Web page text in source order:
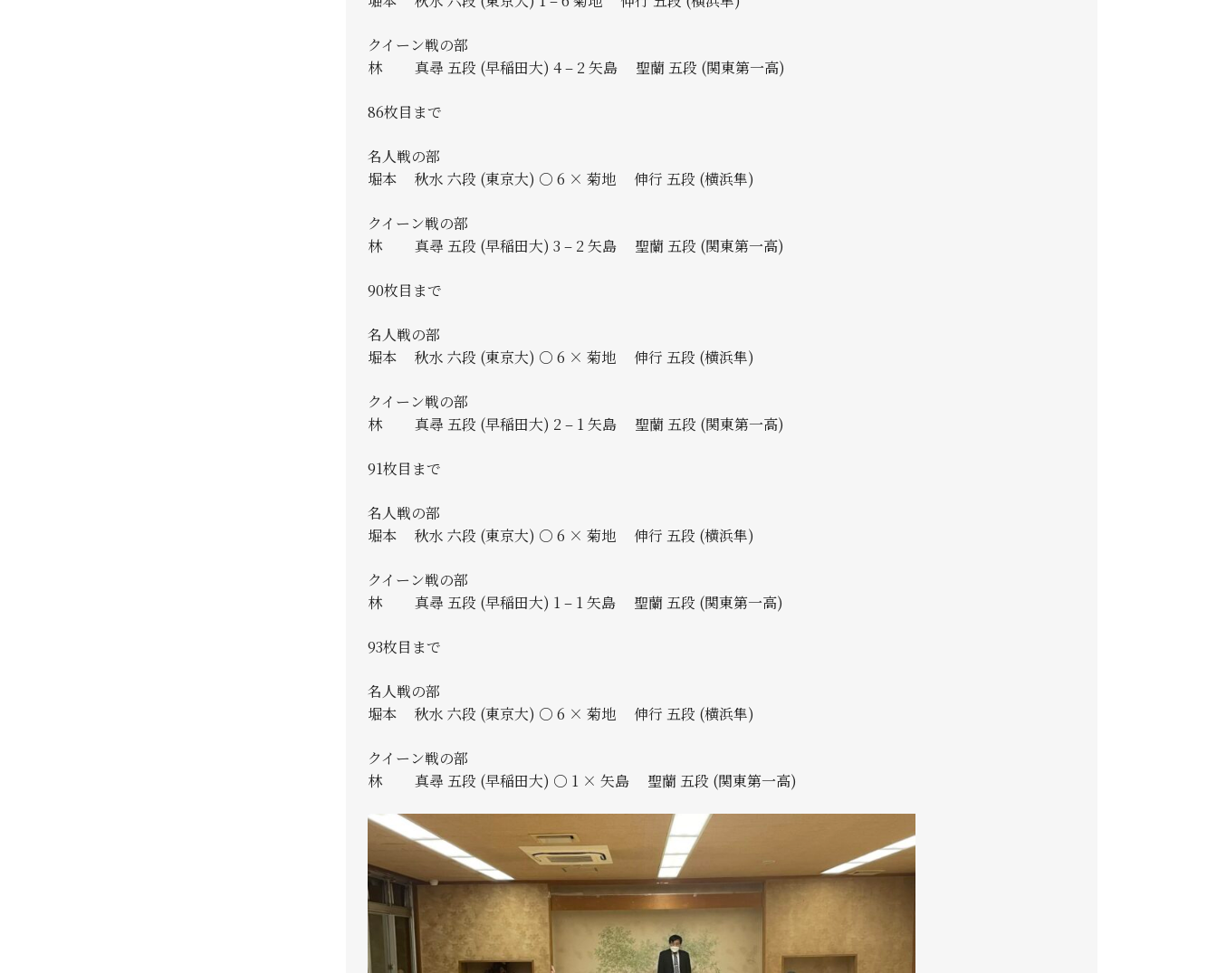
クイーン戦の部
林 真尋 五段 (早稲田大) 4 – 2 矢島 聖蘭 五段 (関東第一高)
86枚目まで
名人戦の部
堀本 秋水 六段 (東京大) ○ 6 × 菊地 伸行 五段 (横浜隼)
クイーン戦の部
林 真尋 五段 (早稲田大) 3 – 2 矢島 聖蘭 五段 (関東第一高)
90枚目まで
名人戦の部
堀本 秋水 六段 (東京大) ○ 6 × 菊地 伸行 五段 (横浜隼)
クイーン戦の部
林 真尋 五段 (早稲田大) 2 – 1 矢島 聖蘭 五段 (関東第一高)
91枚目まで
名人戦の部
堀本 秋水 六段 (東京大) ○ 6 × 菊地 伸行 五段 (横浜隼)
クイーン戦の部
林 真尋 五段 (早稲田大) 1 – 1 矢島 聖蘭 五段 (関東第一高)
93枚目まで
名人戦の部
堀本 秋水 六段 (東京大) ○ 6 × 菊地 伸行 五段 (横浜隼)
クイーン戦の部
林 真尋 五段 (早稲田大) ○ 1 × 矢島 聖蘭 五段 (関東第一高)